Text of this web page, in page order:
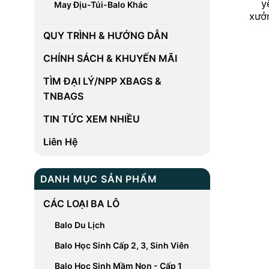
May Địu-Túi-Balo Khác
QUY TRÌNH & HƯỚNG DẪN
CHÍNH SÁCH & KHUYẾN MÃI
TÌM ĐẠI LÝ/NPP XBAGS &
TNBAGS
TIN TỨC XEM NHIỀU
Liên Hệ
DANH MỤC SẢN PHẨM
CÁC LOẠI BA LÔ
Balo Du Lịch
Balo Học Sinh Cấp 2, 3, Sinh Viên
Balo Học Sinh Mầm Non - Cấp 1